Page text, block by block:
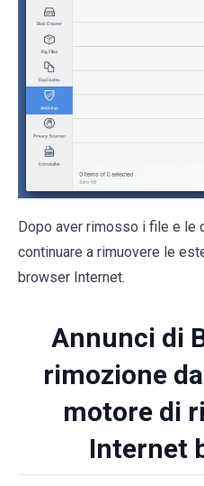
Dopo aver rimosso i file e le
continuare a rimuovere le
browser Internet.
Annunci di
rimozione
motore di
Internet